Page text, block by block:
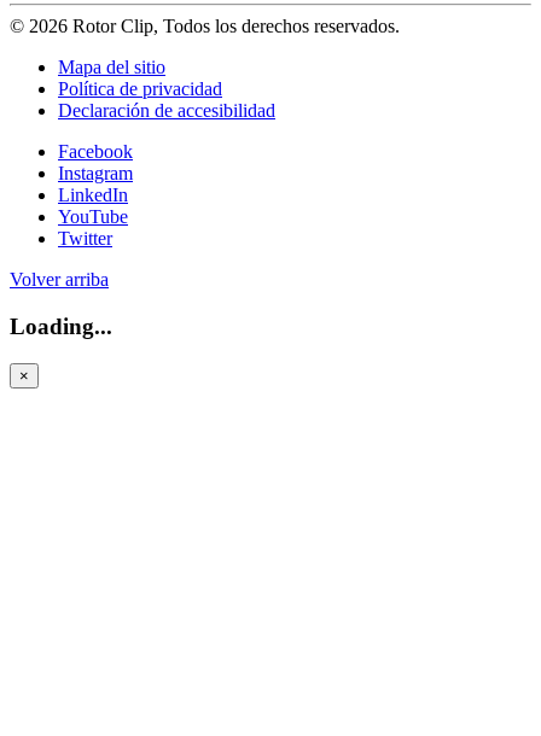
© 2026 Rotor Clip, Todos los derechos reservados.
Mapa del sitio
Política de privacidad
Declaración de accesibilidad
Facebook
Instagram
LinkedIn
YouTube
Twitter
Volver arriba
Loading...
×